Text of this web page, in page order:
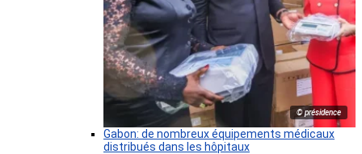
© présidence
Gabon: de nombreux équipements médicaux
distribués dans les hôpitaux